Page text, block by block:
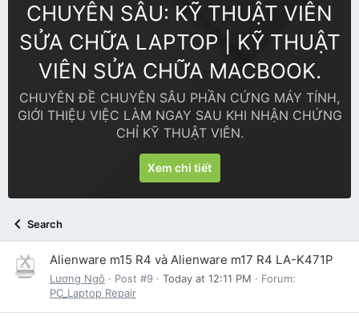
CHUYÊN SÂU: KỸ THUẬT VIÊN
SỬA CHỮA LAPTOP | KỸ THUẬT
VIÊN SỬA CHỮA MACBOOK.
CHUYÊN ĐỀ CHUYÊN SÂU PHẦN CỨNG MÁY TÍNH,
GIỚI THIỆU VIỆC LÀM NGAY SAU KHI NHẬN CHỨNG
CHỈ KỸ THUẬT VIÊN.
Xem chi tiết
Search
Alienware m15 R4 và Alienware m17 R4 LA-K471P
Lương Ngô Post #9 Today at 12:11 PM
Forum:
PC_Laptop Repair